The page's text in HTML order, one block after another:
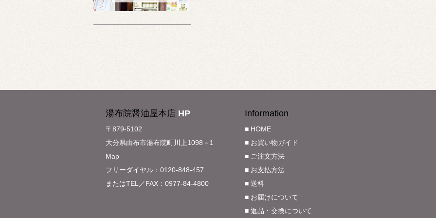
湯布院醤油屋本店 HP
〒879-5102
大分県由布市湯布院町川上1098－1
Map
フリーダイヤル：0120-848-457
またはTEL／FAX：0977-84-4800
Information
■ HOME
■ お買い物ガイド
■ ご注文方法
■ お支払方法
■ 送料
■ お届けについて
■ 返品・交換について